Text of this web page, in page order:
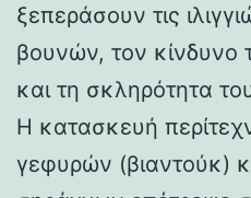
ξεπεράσουν τις
βουνών, τον κίνδυνο
και τη σκληρότητα
Η κατασκευή
γεφυρών (βιαντούκ)